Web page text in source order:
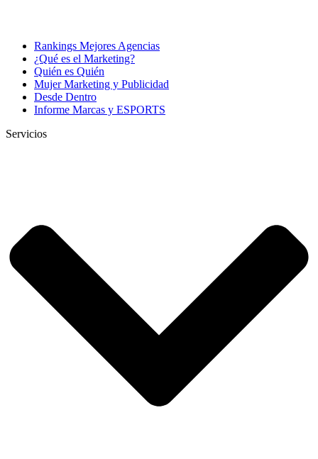
Rankings Mejores Agencias
¿Qué es el Marketing?
Quién es Quién
Mujer Marketing y Publicidad
Desde Dentro
Informe Marcas y ESPORTS
Servicios